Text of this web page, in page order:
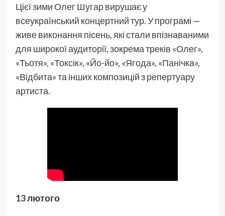
Цієї зими Олег Шугар вирушає у
всеукраїнський концертний тур. У програмі —
живе виконання пісень, які стали впізнаваними
для широкої аудиторії, зокрема треків «Олег»,
«Тьотя», «Токсік», «Йо-йо», «Ягода», «Панічка»,
«Відбита» та інших композицій з репертуару
артиста.
13 лютого